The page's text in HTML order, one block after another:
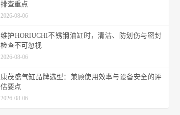
排查重点
2026-08-06
维护HORIUCHI不锈钢油缸时，清洁、防划伤与密封
检查不可忽视
2026-08-06
康茂盛气缸品牌选型：兼顾使用效率与设备安全的评
估要点
2026-08-06